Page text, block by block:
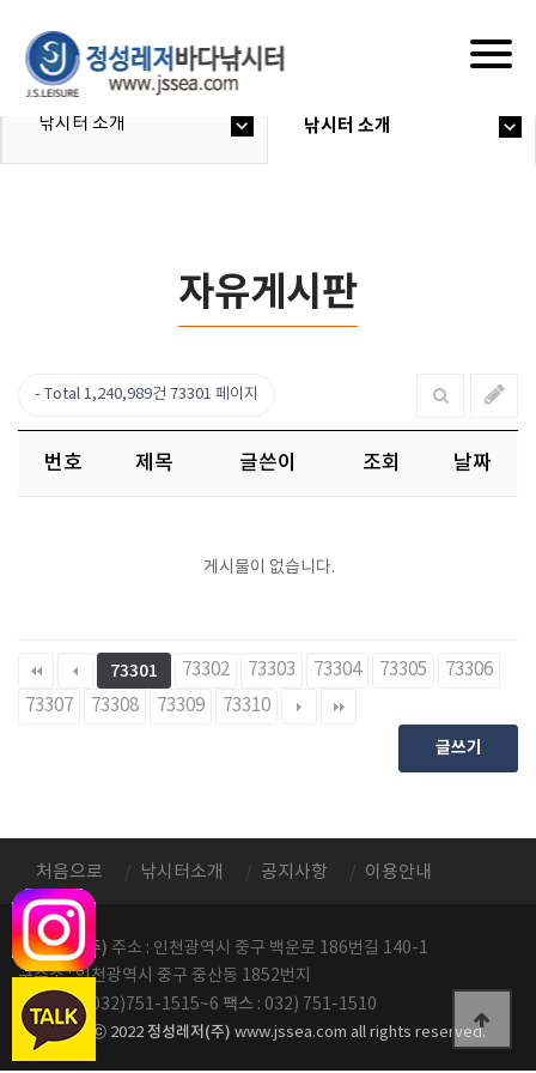
낚시터 소개 낚시터 소개
자유게시판
Total 1,240,989건 73301 페이지
번호 제목 글쓴이 조회 날짜
게시물이 없습니다.
73301 73302 73303 73304 73305
73306
73307
73308 73309 73310
글쓰기
처음으로 낚시터소개 공지사항 이용안내
정성레저(주) 주소 : 인천광역시 중구 백운로 186번길 140-1
구주소 : 인천광역시 중구 중산동 1852번지
전화번호: 032)751-1515~6 팩스 : 032) 751-1510
copyright ⓒ 2022 정성레저(주) www.jssea.com all rights reserved.